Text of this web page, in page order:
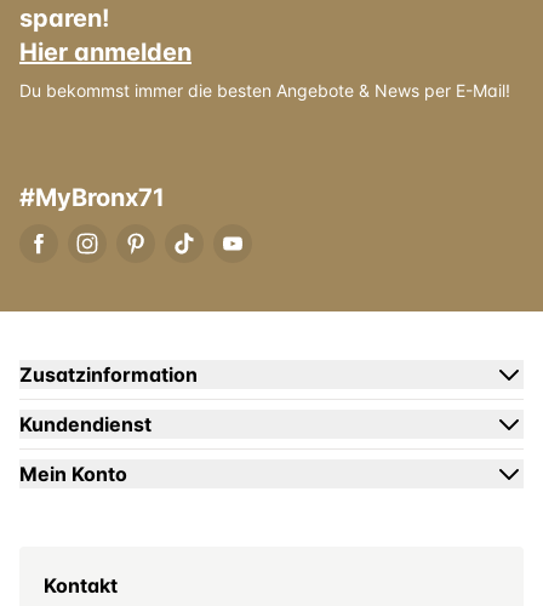
sparen!
Hier anmelden
Du bekommst immer die besten Angebote & News per E-Mail!
#MyBronx71
Zusatzinformation
Kundendienst
Mein Konto
Kontakt